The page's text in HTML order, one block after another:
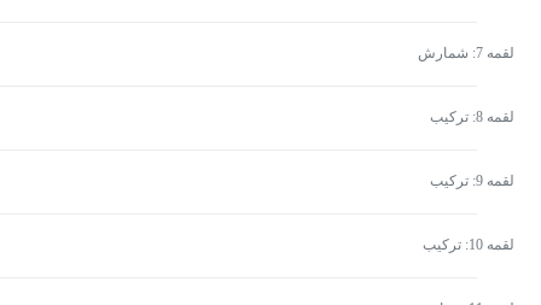
لقمه 7: شمارش
لقمه 8: ترکیب
لقمه 9: ترکیب
لقمه 10: ترکیب